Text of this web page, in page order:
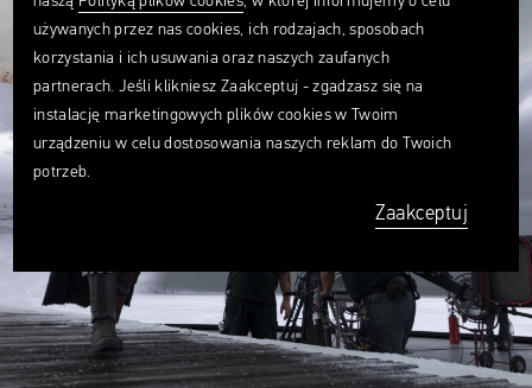
używanych przez nas cookies, ich rodzajach, sposobach
korzystania i ich usuwania oraz naszych zaufanych
partnerach. Jeśli klikniesz Zaakceptuj - zgadzasz się na
instalację marketingowych plików cookies w Twoim
urządzeniu w celu dostosowania naszych reklam do Twoich
potrzeb.
Zaakceptuj